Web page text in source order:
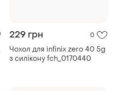
229 грн 0
Чохол для infinix zero 40 5g
з силікону fch_0170440